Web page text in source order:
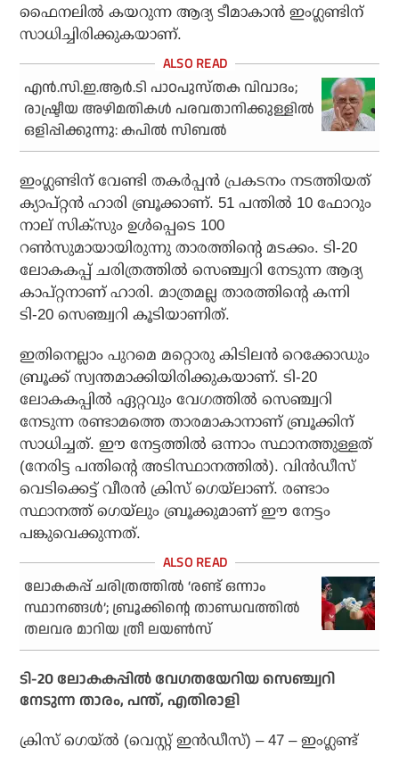
ഫൈനലില്‍ കയറുന്ന ആദ്യ ടീമാകാന്‍ ഇംഗ്ലണ്ടിന്
സാധിച്ചിരിക്കുകയാണ്.
എന്‍.സി.ഇ.ആര്‍.ടി പാഠപുസ്തക വിവാദം;
രാഷ്ട്രീയ അഴിമതികള്‍ പരവതാനിക്കുള്ളില്‍
ഒളിപ്പിക്കുന്നു: കപില്‍ സിബല്‍
ഇംഗ്ലണ്ടിന് വേണ്ടി തകര്‍പ്പന്‍ പ്രകടനം നടത്തിയത്
ക്യാപ്റ്റന്‍ ഹാരി ബ്രൂക്കാണ്. 51 പന്തില്‍ 10 ഫോറും
നാല് സിക്‌സും ഉള്‍പ്പെടെ 100
റണ്‍സുമായായിരുന്നു താരത്തിന്റെ മടക്കം. ടി-20
ലോകകപ്പ് ചരിത്രത്തില്‍ സെഞ്ച്വറി നേടുന്ന ആദ്യ
കാപ്റ്റനാണ് ഹാരി. മാത്രമല്ല താരത്തിന്റെ കന്നി
ടി-20 സെഞ്ച്വറി കൂടിയാണിത്.
ഇതിനെല്ലാം പുറമെ മറ്റൊരു കിടിലന്‍ റെക്കോഡും
ബ്രൂക്ക് സ്വന്തമാക്കിയിരിക്കുകയാണ്. ടി-20
ലോകകപ്പില്‍ ഏറ്റവും വേഗത്തില്‍ സെഞ്ച്വറി
നേടുന്ന രണ്ടാമത്തെ താരമാകാനാണ് ബ്രൂക്കിന്
സാധിച്ചത്. ഈ നേട്ടത്തില്‍ ഒന്നാം സ്ഥാനത്തുള്ളത്
(നേരിട്ട പന്തിന്റെ അടിസ്ഥാനത്തില്‍). വിന്‍ഡീസ്
വെടിക്കെട്ട് വീരന്‍ ക്രിസ് ഗെയ്‌ലാണ്. രണ്ടാം
സ്ഥാനത്ത് ഗെയ്‌ലും ബ്രൂക്കുമാണ് ഈ നേട്ടം
പങ്കുവെക്കുന്നത്.
ലോകകപ്പ് ചരിത്രത്തില്‍ ‘രണ്ട് ഒന്നാം
സ്ഥാനങ്ങള്‍’; ബ്രൂക്കിന്റെ താണ്ഡവത്തില്‍
തലവര മാറിയ ത്രീ ലയണ്‍സ്
ടി-20 ലോകകപ്പില്‍ വേഗതയേറിയ സെഞ്ച്വറി
നേടുന്ന താരം, പന്ത്, എതിരാളി
ക്രിസ് ഗെയ്ല്‍ (വെസ്റ്റ് ഇന്‍ഡീസ്) – 47 – ഇംഗ്ലണ്ട്